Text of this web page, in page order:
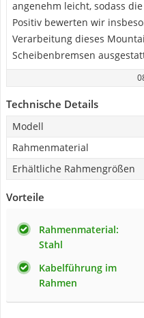
angenehm leicht, sodass
Positiv bewerten wir
Verarbeitung dieses
Scheibenbremsen
Technische Details
Modell
Rahmenmaterial
Erhältliche Rahmengrößen
Vorteile
Rahmenmaterial:
Stahl
Kabelführung im
Rahmen